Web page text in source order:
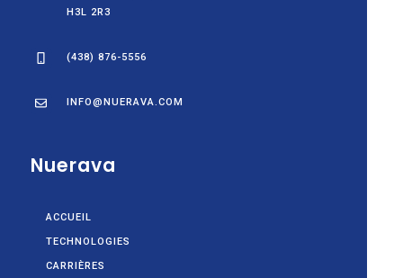
H3L 2R3
(438) 876-5556
INFO@NUERAVA.COM
Nuerava
ACCUEIL
TECHNOLOGIES
CARRIÈRES